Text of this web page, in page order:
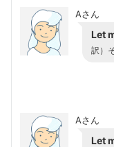
Aさん
Let
訳）
Aさん
Let